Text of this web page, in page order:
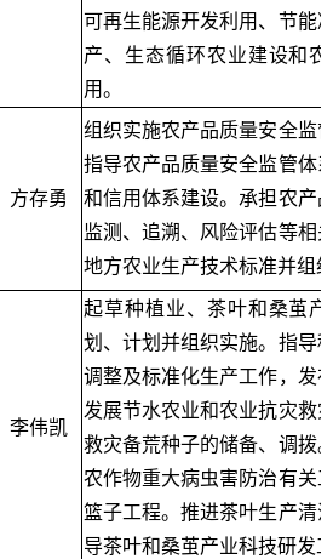
可再生能源开发利用、节能
产、生态循环农业建设和
用。
方存勇
组织实施农产品质量安全监
指导农产品质量安全监管体
和信用体系建设。承担农产
监测、追溯、风险评估等相
地方农业生产技术标准并组
李伟凯
起草种植业、茶叶和桑茧
划、计划并组织实施。指导
调整及标准化生产工作，发
发展节水农业和农业抗灾救
救灾备荒种子的储备、调拨
农作物重大病虫害防治有关
篮子工程。推进茶叶生产清
导茶叶和桑茧产业科技研发